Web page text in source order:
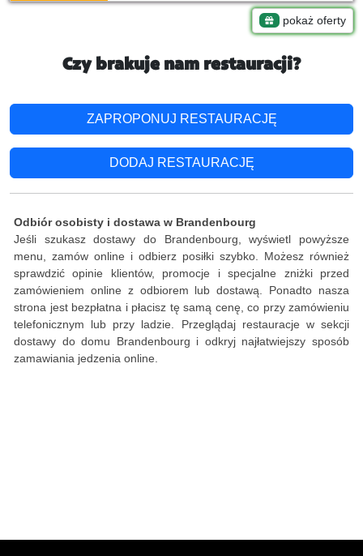
pokaż oferty
Czy brakuje nam restauracji?
ZAPROPONUJ RESTAURACJĘ
DODAJ RESTAURACJĘ
Odbiór osobisty i dostawa w Brandenbourg
Jeśli szukasz dostawy do Brandenbourg, wyświetl powyższe
menu, zamów online i odbierz posiłki szybko. Możesz również
sprawdzić opinie klientów, promocje i specjalne zniżki przed
zamówieniem online z odbiorem lub dostawą. Ponadto nasza
strona jest bezpłatna i płacisz tę samą cenę, co przy zamówieniu
telefonicznym lub przy ladzie. Przeglądaj restauracje w sekcji
dostawy do domu Brandenbourg i odkryj najłatwiejszy sposób
zamawiania jedzenia online.